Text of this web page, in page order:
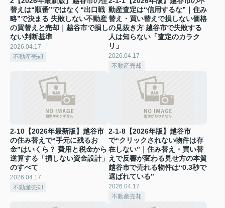
替えは“順番”ではなく“出口戦
略”で決まる 失敗しない不動産
の買替えと売却｜越谷市で損し
ない判断基準
2026.04.17
不動産売却
動産査定は“信用するな”｜住み
替え・買い替えで損しない価格
の見抜き方 越谷市で失敗する
人は知らない「査定のカラク
リ」
2026.04.17
不動産売却
2-10【2026年最新版】越谷市
の住み替えで“手元に残るお
金”はいくら？ 費用と税金から
逆算する「損しない資金設計」
のすべて
2026.04.17
不動産売却
2-1-8【2026年版】越谷市
で“クリックされない物件は存
在しない”｜住み替え・買い替
えで反響が変わる見せ方の本質
越谷市で売れる物件は“0.3秒で
選ばれている”
2026.04.17
不動産売却